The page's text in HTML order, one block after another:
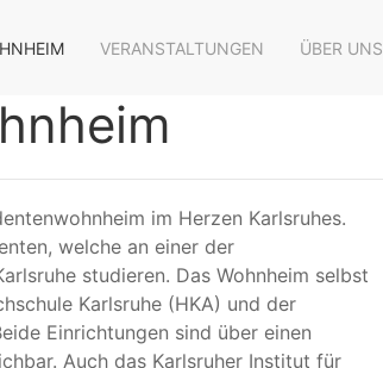
VERANSTALTUNGEN ÜBER UNS
im Herzen Karlsruhes.
welche an einer der
studieren. Das Wohnheim selbst
Karlsruhe (HKA) und der
Einrichtungen sind über einen
Auch das Karlsruher Institut für